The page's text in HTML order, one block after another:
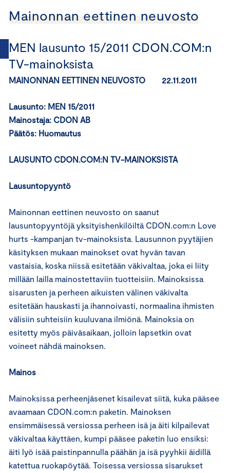
Mainonnan eettinen neuvosto
MEN lausunto 15/2011 CDON.COM:n
TV-mainoksista
MAINONNAN EETTINEN NEUVOSTO 22.11.2011
Lausunto: MEN 15/2011
Mainostaja: CDON AB
Päätös: Huomautus
LAUSUNTO CDON.COM:N TV-MAINOKSISTA
Lausuntopyyntö
Mainonnan eettinen neuvosto on saanut
lausuntopyyntöjä yksityishenkilöiltä CDON.com:n Love
hurts -kampanjan tv-mainoksista. Lausunnon pyytäjien
käsityksen mukaan mainokset ovat hyvän tavan
vastaisia, koska niissä esitetään väkivaltaa, joka ei liity
millään lailla mainostettaviin tuotteisiin. Mainoksissa
sisarusten ja perheen aikuisten välinen väkivalta
esitetään hauskasti ja ihannoivasti, normaalina ihmisten
välisiin suhteisiin kuuluvana ilmiönä. Mainoksia on
esitetty myös päiväsaikaan, jolloin lapsetkin ovat
voineet nähdä mainoksen.
Mainos
Mainoksissa perheenjäsenet kisailevat siitä, kuka pääsee
avaamaan CDON.com:n paketin. Mainoksen
ensimmäisessä versiossa perheen isä ja äiti kilpailevat
väkivaltaa käyttäen, kumpi pääsee paketin luo ensiksi:
äiti lyö isää paistinpannulla päähän ja isä pyyhkii äidillä
katettua ruokapöytää. Toisessa versiossa sisarukset